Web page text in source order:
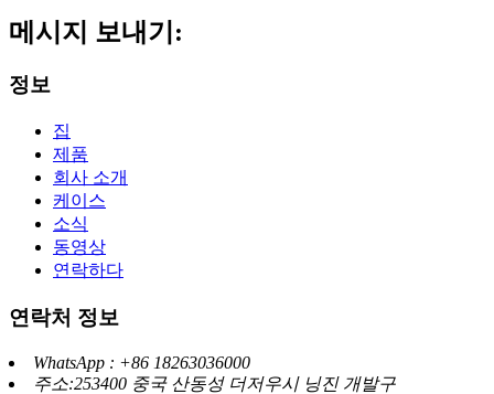
메시지 보내기:
정보
집
제품
회사 소개
케이스
소식
동영상
연락하다
연락처 정보
WhatsApp : +86 18263036000
주소:253400 중국 산동성 더저우시 닝진 개발구